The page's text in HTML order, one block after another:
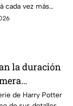
fans
cada vez más
elenco ya se
la duración
de Harry
de Harry Potter